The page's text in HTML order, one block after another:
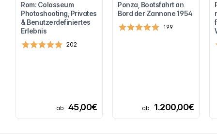
Rom: Colosseum
Photoshooting, Privates
& Benutzerdefiniertes
Erlebnis
202
ab 45,00€
Ponza, Bootsfahrt an
Bord der Zannone 1954
199
ab 1.200,00€